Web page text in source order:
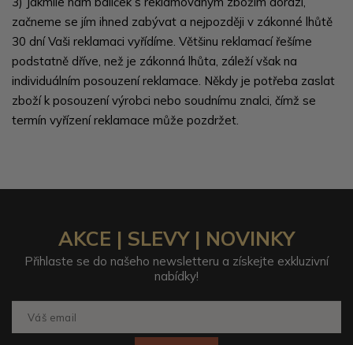
začneme se jím ihned zabývat a nejpozději v zákonné lhůtě
30 dní Vaši reklamaci vyřídíme. Většinu reklamací řešíme
podstatně dříve, než je zákonná lhůta, záleží však na
individuálním posouzení reklamace. Někdy je potřeba zaslat
zboží k posouzení výrobci nebo soudnímu znalci, čímž se
termín vyřízení reklamace může pozdržet.
AKCE | SLEVY | NOVINKY
Přihlaste se do našeho newsletteru a získejte exkluzivní
nabídky!